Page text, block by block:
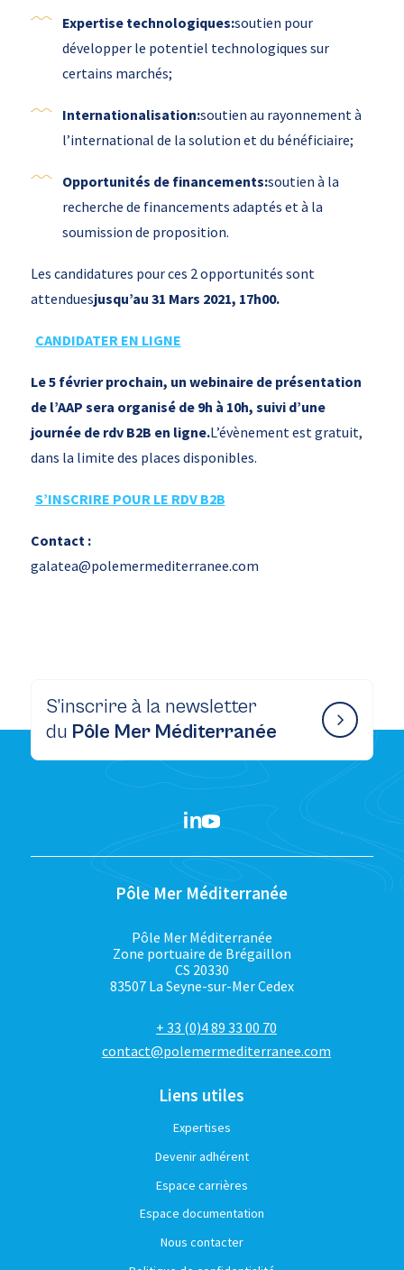
Expertise technologiques:soutien pour
développer le potentiel technologiques sur
certains marchés;
Internationalisation:soutien au rayonnement à
l’international de la solution et du bénéficiaire;
Opportunités de financements:soutien à la
recherche de financements adaptés et à la
soumission de proposition.
Les candidatures pour ces 2 opportunités sont
attenduesjusqu’au 31 Mars 2021, 17h00.
CANDIDATER EN LIGNE
Le 5 février prochain, un webinaire de présentation
de l’AAP sera organisé de 9h à 10h, suivi d’une
journée de rdv B2B en ligne.L’évènement est gratuit,
dans la limite des places disponibles.
S’INSCRIRE POUR LE RDV B2B
Contact :
galatea@polemermediterranee.com
S’inscrire à la newsletter
du Pôle Mer Méditerranée
Pôle Mer Méditerranée
Pôle Mer Méditerranée
Zone portuaire de Brégaillon
CS 20330
83507 La Seyne-sur-Mer Cedex
+ 33 (0)4 89 33 00 70
contact@polemermediterranee.com
Liens utiles
Expertises
Devenir adhérent
Espace carrières
Espace documentation
Nous contacter